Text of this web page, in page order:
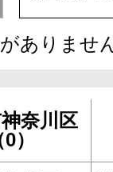
ありませ
奈川区
0）